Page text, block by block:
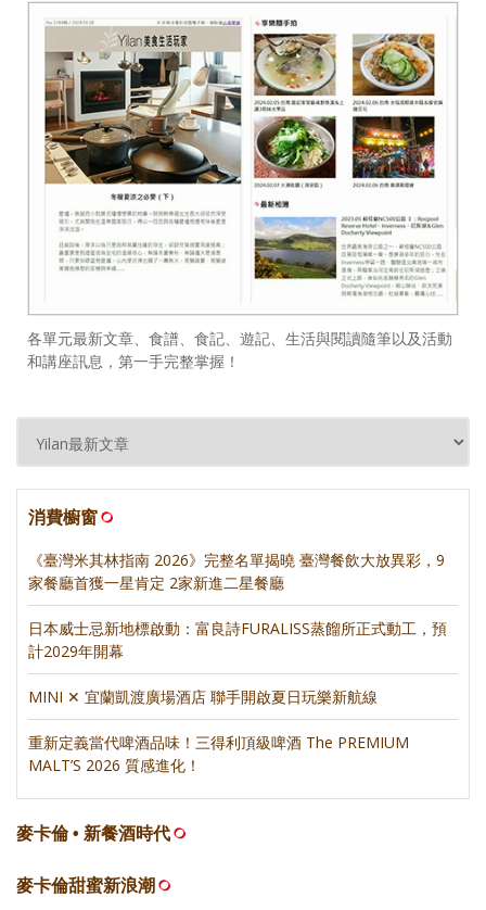
各單元最新文章、食譜、食記、遊記、生活與閱讀隨筆以及活動
和講座訊息，第一手完整掌握！
消費櫥窗
《臺灣米其林指南 2026》完整名單揭曉 臺灣餐飲大放異彩，9
家餐廳首獲一星肯定 2家新進二星餐廳
日本威士忌新地標啟動：富良詩FURALISS蒸餾所正式動工，預
計2029年開幕
MINI ✕ 宜蘭凱渡廣場酒店 聯手開啟夏日玩樂新航線
重新定義當代啤酒品味！三得利頂級啤酒 The PREMIUM
MALT’S 2026 質感進化！
麥卡倫 • 新餐酒時代
麥卡倫甜蜜新浪潮